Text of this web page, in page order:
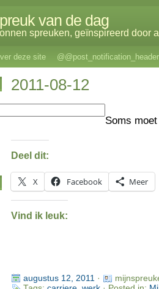
van de dag
spreuken, geïnspireerd door
deze site @@post_notification_header
2011-08-12
Soms
Deel dit:
X Facebook Meer
Vind ik leuk:
augustus 12, 2011 ·